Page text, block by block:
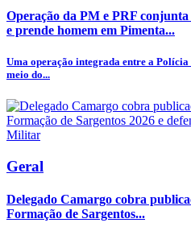
Operação da PM e PRF
e prende homem em Pimenta...
Uma operação integrada entre a
meio do...
Geral
Delegado Camargo cobra
Formação de Sargentos...